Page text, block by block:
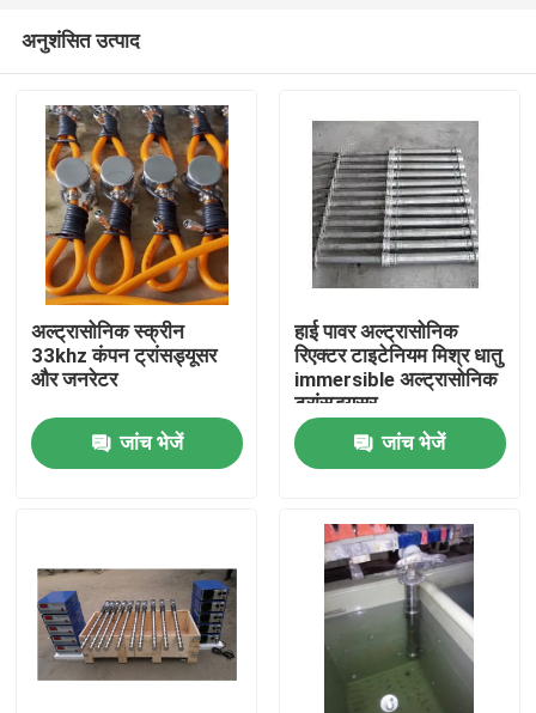
उत्पादों
हमारे बारे में
अनुशंसित उत्पाद
अल्ट्रासोनिक स्क्रीन
33khz कंपन ट्रांसड्यूसर
और जनरेटर
जांच भेजें
हाई पावर अल्ट्रासोनिक
रिएक्टर टाइटेनियम मिश्र धातु
immersible अल्ट्रासोनिक
ट्रांसड्यूसर
जांच भेजें